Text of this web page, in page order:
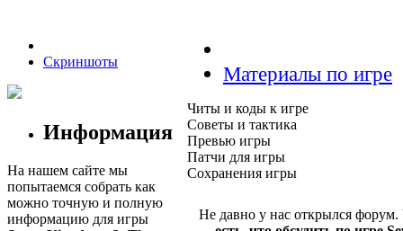
Скриншоты
Информация
На нашем сайте мы
попытаемся собрать как
можно точную и полную
информацию для игры
Материалы по игре
Читы и коды к игре
Советы и тактика
Превью игры
Патчи для игры
Сохранения игры
Не давно у нас открылся форум.